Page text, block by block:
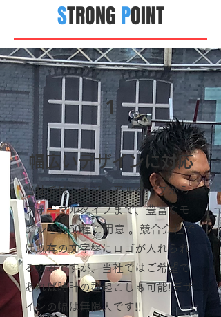
STRONG POINT
1
幅広いデザインに対応
当社では、カジュアルタイプから
フォーマルタイプまで、豊富なモ
デルを約50種ご用意 。競合会社で
は既存の文字盤にロゴが入れられ
るのみですが、当社ではご希望で
あれば時計の型起こしも可能!デザ
インの幅は無限大です!!